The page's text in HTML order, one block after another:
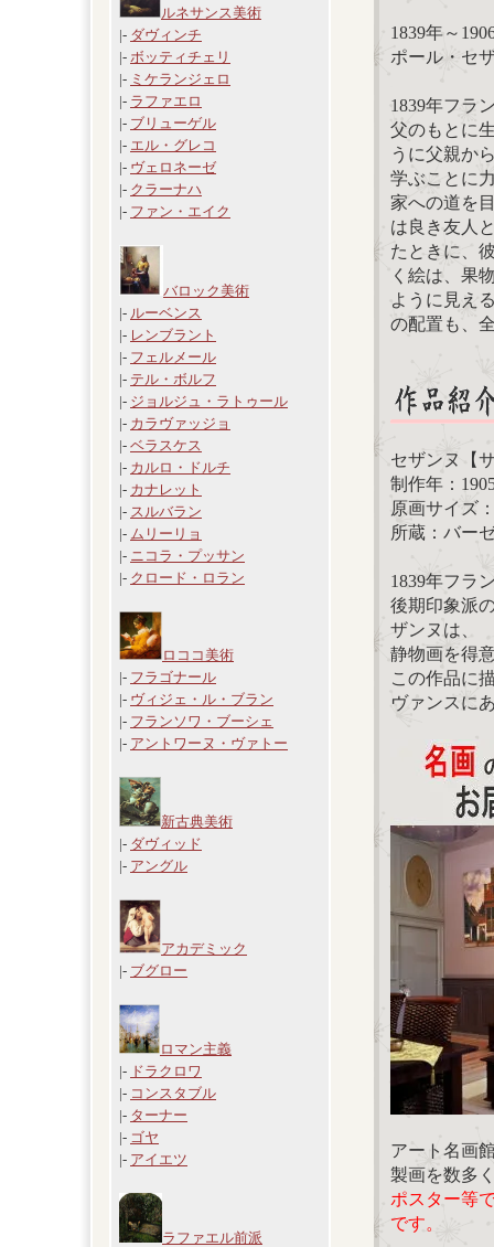
ルネサンス美術
|- ダヴィンチ
|- ボッティチェリ
|- ミケランジェロ
|- ラファエロ
|- ブリューゲル
|- エル・グレコ
|- ヴェロネーゼ
|- クラーナハ
|- ファン・エイク
バロック美術
|- ルーベンス
|- レンブラント
|- フェルメール
|- テル・ボルフ
|- ジョルジュ・ラトゥール
|- カラヴァッジョ
|- ベラスケス
|- カルロ・ドルチ
|- カナレット
|- スルバラン
|- ムリーリョ
|- ニコラ・プッサン
|- クロード・ロラン
ロココ美術
|- フラゴナール
|- ヴィジェ・ル・ブラン
|- フランソワ・ブーシェ
|- アントワーヌ・ヴァトー
新古典美術
|- ダヴィッド
|- アングル
アカデミック
|- ブグロー
ロマン主義
|- ドラクロワ
|- コンスタブル
|- ターナー
|- ゴヤ
|- アイエツ
ラファエル前派
1839年～
ポール・セ
1839年フラ
父のもとに
うに父親か
学ぶことに
家への道を
は良き友人
たときに、
く絵は、果
ように見え
の配置も、
セザンヌ【
制作年：
原画サイズ
所蔵：バー
1839年フラ
後期印象派
ザンヌは、
静物画を得
この作品に
ヴァンスに
アート名画
製画を数多
ポスター等
です。